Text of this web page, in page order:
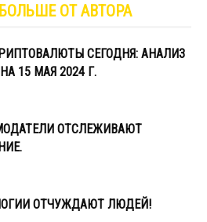
БОЛЬШЕ ОТ АВТОРА
СЕГОДНЯ: АНАЛИЗ
15 МАЯ 2024 Г.
ОТСЛЕЖИВАЮТ
ОТЧУЖДАЮТ ЛЮДЕЙ!